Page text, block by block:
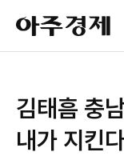
아
주
경
김태흠 충
내가 지킨